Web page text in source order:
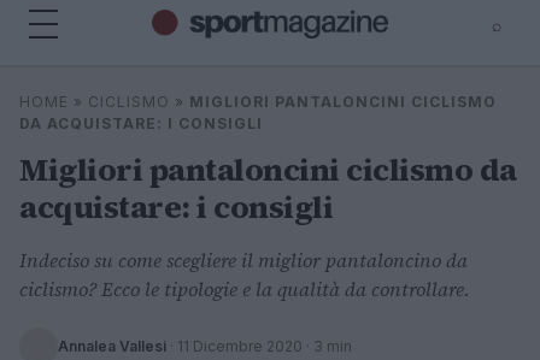
⌕
Cerca
⌕
HOME » CICLISMO » MIGLIORI PANTALONCINI CICLISMO
DA ACQUISTARE: I CONSIGLI
Migliori pantaloncini ciclismo da
acquistare: i consigli
Indeciso su come scegliere il miglior pantaloncino da
ciclismo? Ecco le tipologie e la qualità da controllare.
Annalea Vallesi · 11 Dicembre 2020 · 3 min